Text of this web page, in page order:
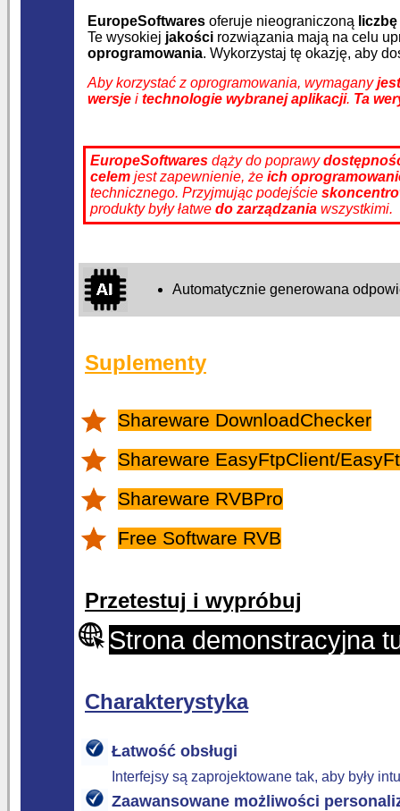
EuropeSoftwares oferuje nieograniczoną
Te wysokiej jakości rozwiązania mają na celu
oprogramowania. Wykorzystaj tę okazję, aby
Aby korzystać z oprogramowania, wymagany
wersje i technologie wybranej aplikacji. Ta
EuropeSoftwares dąży do poprawy
celem jest zapewnienie, że ich
technicznego. Przyjmując podejście
produkty były łatwe do zarządzania wszystkimi.
Automatycznie generowana
Suplementy
Shareware DownloadChecker
Shareware EasyFtpClient/
Shareware RVBPro
Free Software RVB
Przetestuj i wypróbuj
Strona demonstracyjna
Charakterystyka
Łatwość obsługi
Interfejsy są zaprojektowane tak, aby były
Zaawansowane możliwości